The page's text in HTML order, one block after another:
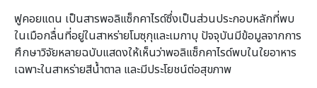
ฟูคอยแดน เป็นสารพอลิแซ็กคาไรด์ซึ่งเป็นส่วนประกอบหลักที่พบ
ในเมือกลื่นที่อยู่ในสาหร่ายโมซุกุและเมกาบุ ปัจจุบันมีข้อมูลจากการ
ศึกษาวิจัยหลายฉบับแสดงให้เห็นว่าพอลิแซ็กคาไรด์พบในใยอาหาร
เฉพาะในสาหร่ายสีน้ำตาล และมีประโยชน์ต่อสุขภาพ